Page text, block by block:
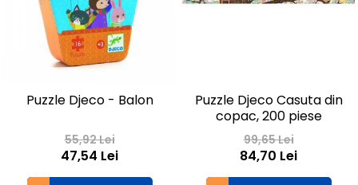
Puzzle Djeco - Balon
55,92 Lei
47,54 Lei
Puzzle Djeco Casuta din
copac, 200 piese
99,65 Lei
84,70 Lei